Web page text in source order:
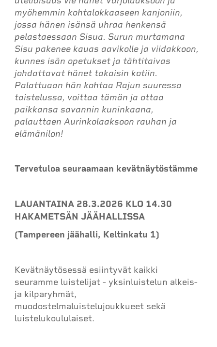
myöhemmin kohtalokkaaseen kanjoniin,
jossa hänen isänsä uhraa henkensä
pelastaessaan Sisua. Surun murtamana
Sisu pakenee kauas aavikolle ja viidakkoon,
kunnes isän opetukset ja tähtitaivas
johdattavat hänet takaisin kotiin.
Palattuaan hän kohtaa Rajun suuressa
taistelussa, voittaa tämän ja ottaa
paikkansa savannin kuninkaana,
palauttaen Aurinkolaaksoon rauhan ja
elämänilon!
Tervetuloa seuraamaan kevätnäytöstämme
LAUANTAINA 28.3.2026 KLO 14.30
HAKAMETSÄN JÄÄHALLISSA
(Tampereen jäähalli, Keltinkatu 1)
Kevätnäytösessä esiintyvät kaikki
seuramme luistelijat - yksinluistelun alkeis-
ja kilparyhmät,
muodostelmaluistelujoukkueet sekä
luistelukoululaiset.